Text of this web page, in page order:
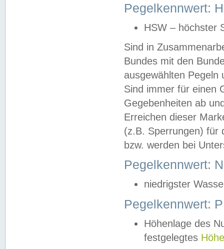
Pegelkennwert:
HSW – höchster
Sind in
Bundes mit den
ausgewählten
Sind immer für einen
Gegebenheiten ab
Erreichen dieser
(z.B. Sperrungen) für
bzw. werden bei
Pegelkennwert:
niedrigster
Pegelkennwert:
Höhenlage des
festgelegtes